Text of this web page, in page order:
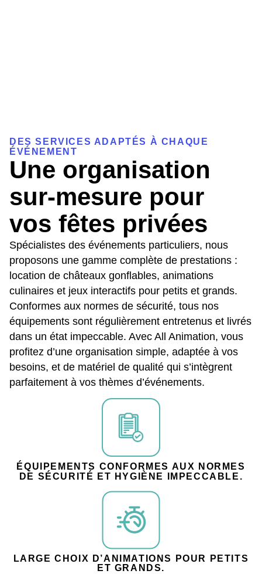
DES SERVICES ADAPTÉS À CHAQUE
ÉVÉNEMENT
Une organisation
sur-mesure pour
vos fêtes privées
Spécialistes des événements particuliers, nous
proposons une gamme complète de prestations :
location de châteaux gonflables, animations
culinaires et jeux interactifs pour petits et grands.
Conformes aux normes de sécurité, tous nos
équipements sont régulièrement entretenus et livrés
dans un état impeccable. Avec All Animation, vous
profitez d’une organisation simple, adaptée à vos
besoins, et de matériel de qualité qui s’intègrent
parfaitement à vos thèmes d’événements.
ÉQUIPEMENTS CONFORMES AUX NORMES
DE SÉCURITÉ ET HYGIÈNE IMPECCABLE.
LARGE CHOIX D’ANIMATIONS POUR PETITS
ET GRANDS.